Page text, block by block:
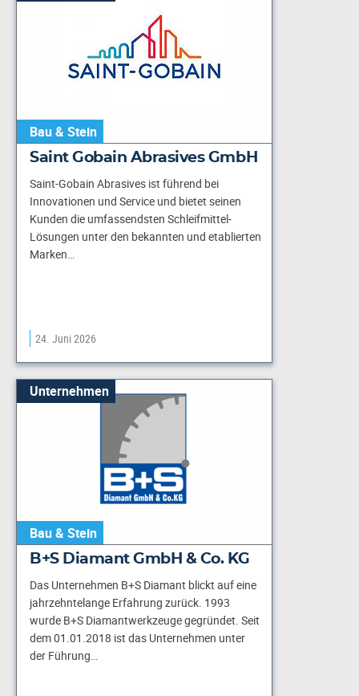
Bau & Stein
Saint Gobain Abrasives GmbH
Saint-Gobain Abrasives ist führend bei
Innovationen und Service und bietet seinen
Kunden die umfassendsten Schleifmittel-
Lösungen unter den bekannten und etablierten
Marken…
24. Juni 2026
Unternehmen
Bau & Stein
B+S Diamant GmbH & Co. KG
Das Unternehmen B+S Diamant blickt auf eine
jahrzehntelange Erfahrung zurück. 1993
wurde B+S Diamantwerkzeuge gegründet. Seit
dem 01.01.2018 ist das Unternehmen unter
der Führung…